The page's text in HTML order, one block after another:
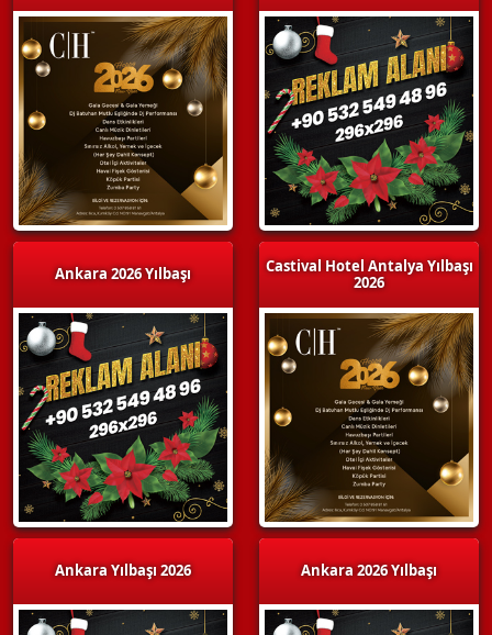
Ankara 2026 Yılbaşı
Ankara Yılbaşı 2026
Castival Hotel Antalya Yılbaşı
2026
Ankara 2026 Yılbaşı